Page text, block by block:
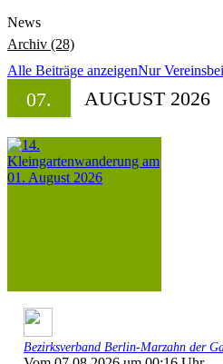
News
Archiv (28)
Alle Beiträge anzeigenNur
07. AUGUST 2026
Bezirksverband Berlin-Marzahn der